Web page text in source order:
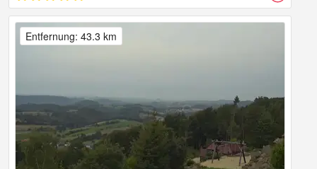
Entfernung: 43.3 km